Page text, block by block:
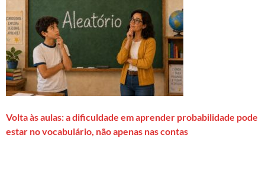
Volta às aulas: a dificuldade em aprender probabilidade pode
estar no vocabulário, não apenas nas contas